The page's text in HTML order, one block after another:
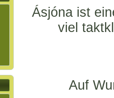
Ásjóna ist
viel
Auf